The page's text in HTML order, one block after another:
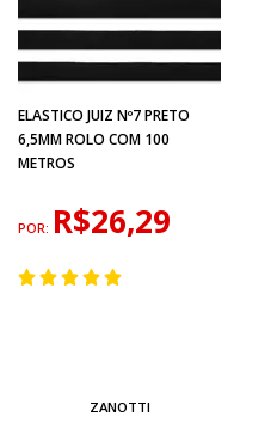
ELASTICO JUIZ Nº7 PRETO
6,5MM ROLO COM 100
METROS
POR: R$26,29
ZANOTTI